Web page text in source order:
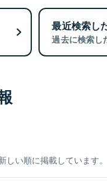
最近検索し
過去に検索し
い順に掲載しています。